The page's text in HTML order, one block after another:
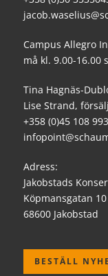
Campus Allegro
må kl. 9.00-16.00
Tina Hagnäs-
Lise Strand,
+358 (0)45 108
Adress:
Jakobstads
Köpmansgatan 10
68600 Jakobstad
BESTÄLL